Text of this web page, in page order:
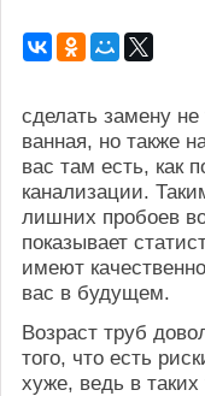
сделать замену не
ванная, но также
вас там есть, как
канализации.
лишних пробоев
показывает
имеют
вас в будущем.
Возраст труб
того, что есть
хуже, ведь в